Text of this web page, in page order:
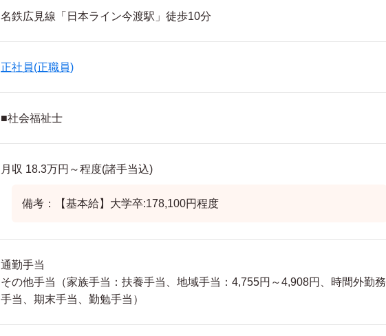
名鉄広見線「日本ライン今渡駅」徒歩10分
正社員(正職員)
■社会福祉士
月収 18.3万円～程度(諸手当込)
備考：【基本給】大学卒:178,100円程度
通勤手当
その他手当（家族手当：扶養手当、地域手当：4,755円～4,908円、時間外勤務
手当、期末手当、勤勉手当）